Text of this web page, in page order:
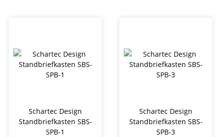
Schartec Design
Standbriefkasten SBS-
SPB-1
Schartec Design
Standbriefkasten SBS-
SPB-3